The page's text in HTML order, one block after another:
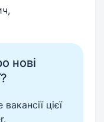
,
нові
цієї